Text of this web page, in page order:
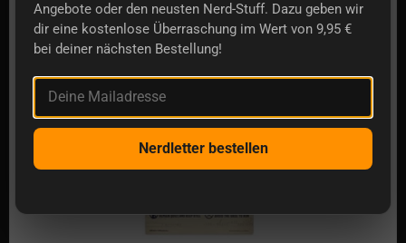
Angebote oder den neusten Nerd-Stuff. Dazu geben wir
dir eine kostenlose Überraschung im Wert von 9,95 €
bei deiner nächsten Bestellung!
Deine Mailadresse
Nerdletter bestellen